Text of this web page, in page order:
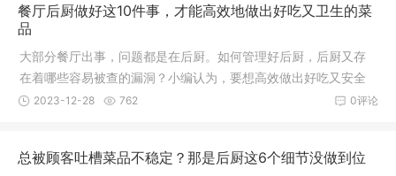
餐厅后厨做好这10件事，才能高效地做出好吃又卫生的菜
品
大部分餐厅出事，问题都是在后厨。如何管理好后厨，后厨又存
在着哪些容易被查的漏洞？小编认为，要想高效做出好吃又安全
卫生的菜
0评论
2023-12-28 762
总被顾客吐槽菜品不稳定？那是后厨这6个细节没做到位